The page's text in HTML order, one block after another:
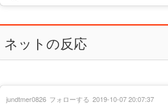
ネットの反応
jundtmer0826 フォローする 2019-10-07 20:07:37